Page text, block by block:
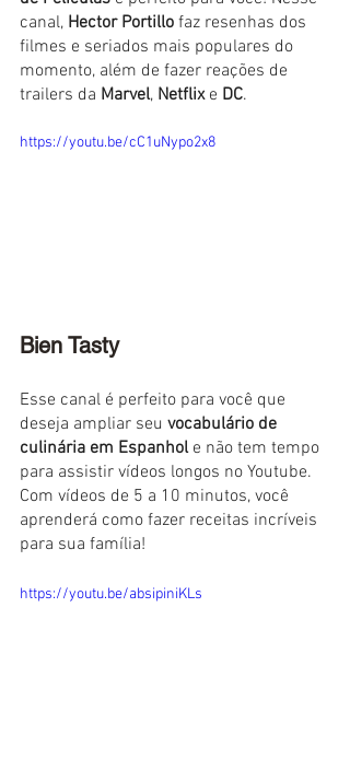
canal, Hector Portillo faz resenhas dos
filmes e seriados mais populares do
momento, além de fazer reações de
trailers da Marvel, Netflix e DC.
https://youtu.be/cC1uNypo2x8
Bien Tasty
Esse canal é perfeito para você que
deseja ampliar seu vocabulário de
culinária em Espanhol e não tem tempo
para assistir vídeos longos no Youtube.
Com vídeos de 5 a 10 minutos, você
aprenderá como fazer receitas incríveis
para sua família!
https://youtu.be/absipiniKLs